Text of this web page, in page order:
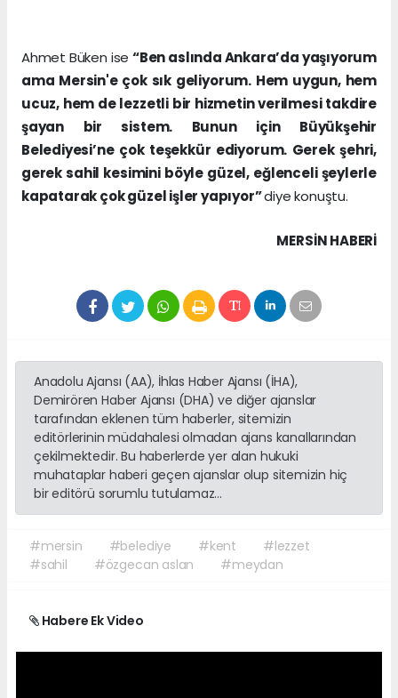
Ahmet Büken ise“Ben aslında Ankara’da yaşıyorum
ama Mersin'e çok sık geliyorum. Hem uygun, hem
ucuz, hem de lezzetli bir hizmetin verilmesi takdire
şayan bir sistem. Bunun için Büyükşehir
Belediyesi’ne çok teşekkür ediyorum. Gerek şehri,
gerek sahil kesimini böyle güzel, eğlenceli şeylerle
kapatarak çok güzel işler yapıyor”diye konuştu.
MERSIN HABERİ
Anadolu Ajansı (AA), İhlas Haber Ajansı (İHA),
Demirören Haber Ajansı (DHA) ve diğer ajanslar
tarafından eklenen tüm haberler, sitemizin
editörlerinin müdahalesi olmadan ajans kanallarından
çekilmektedir. Bu haberlerde yer alan hukuki
muhataplar haberi geçen ajanslar olup sitemizin hiç
bir editörü sorumlu tutulamaz...
#mersin #belediye #kent
#lezzet
#sahil
#özgecan aslan #meydan
Habere Ek Video